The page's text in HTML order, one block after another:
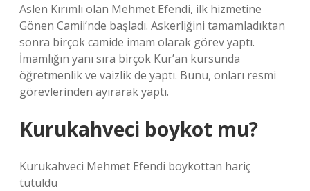
Aslen Kırımlı olan Mehmet Efendi, ilk hizmetine
Gönen Camii’nde başladı. Askerliğini tamamladıktan
sonra birçok camide imam olarak görev yaptı.
İmamlığın yanı sıra birçok Kur’an kursunda
öğretmenlik ve vaizlik de yaptı. Bunu, onları resmi
görevlerinden ayırarak yaptı.
Kurukahveci boykot mu?
Kurukahveci Mehmet Efendi boykottan hariç
tutuldu